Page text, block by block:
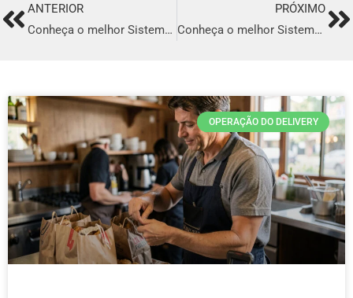
PrevANTERIOR
Conheça o melhor Sistema para Delivery em Patos de Minas
PRÓXIMO
Conheça o melhor Sistema para Delivery em Queimados
OPERAÇÃO DO DELIVERY